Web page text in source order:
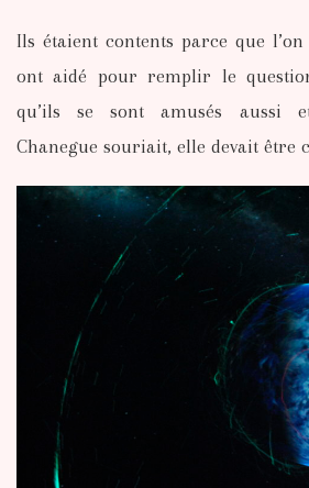
Ils étaient contents parce que
ont aidé pour remplir le
qu’ils se sont amusés aussi
Chanegue souriait, elle devait être